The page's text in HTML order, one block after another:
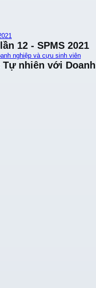
12 - SPMS 2021
nghiệp và cựu sinh viên
nhiên với